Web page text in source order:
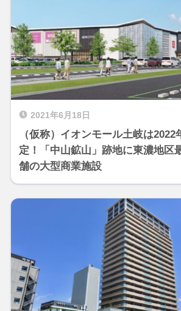
2021年6月18日
（仮称）イオンモール土岐は
定！「中山鉱山」跡地に東濃地区
舗の大型商業施設